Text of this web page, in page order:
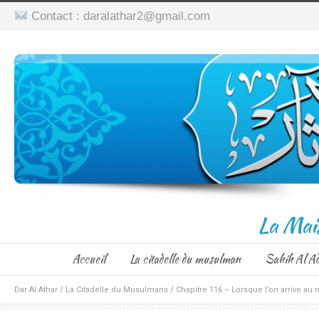
Contact : daralathar2@gmail.com
La
Accueil La citadelle du musulman Sahih Al
Dar Al Athar / La Citadelle du Musulmans / Chapitre 116 – Lorsque l’on arrive